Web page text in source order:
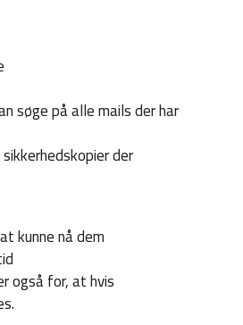
søge på alle mails der har
der
kunne nå dem
også for, at hvis